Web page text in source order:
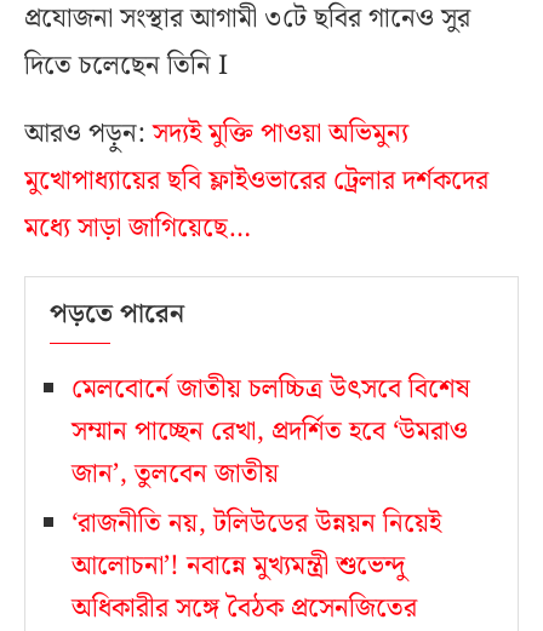
প্রযোজনা সংস্থার আগামী ৩টে ছবির গানেও সুর
দিতে চলেছেন তিনি I
আরও পড়ুন:সদ্যই মুক্তি পাওয়া অভিমুন্য
মুখোপাধ্যায়ের ছবি ফ্লাইওভারের ট্রেলার দর্শকদের
মধ্যে সাড়া জাগিয়েছে…
পড়তে পারেন
মেলবোর্নে জাতীয় চলচ্চিত্র উৎসবে বিশেষ
সম্মান পাচ্ছেন রেখা, প্রদর্শিত হবে ‘উমরাও
জান’, তুলবেন জাতীয়
‘রাজনীতি নয়, টলিউডের উন্নয়ন নিয়েই
আলোচনা’! নবান্নে মুখ্যমন্ত্রী শুভেন্দু
অধিকারীর সঙ্গে বৈঠক প্রসেনজিতের